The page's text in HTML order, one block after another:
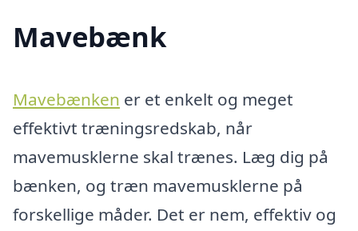
Mavebænk
Mavebænken er et enkelt og meget
effektivt træningsredskab, når
mavemusklerne skal trænes. Læg dig på
bænken, og træn mavemusklerne på
forskellige måder. Det er nem, effektiv og